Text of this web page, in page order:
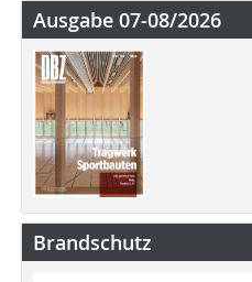
Ausgabe 07-08/2026
Brandschutz